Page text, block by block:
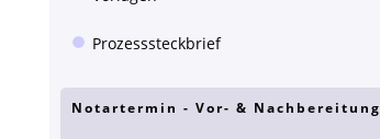
Prozesssteckbrief
Notartermin - Vor- & Nachbereitung